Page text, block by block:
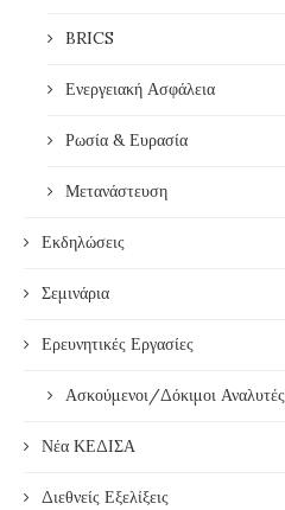
BRICS
Ενεργειακή Ασφάλεια
Ρωσία & Ευρασία
Μετανάστευση
Εκδηλώσεις
Σεμινάρια
Ερευνητικές Εργασίες
Ασκούμενοι/Δόκιμοι Αναλυτές
Νέα ΚΕΔΙΣΑ
Διεθνείς Εξελίξεις